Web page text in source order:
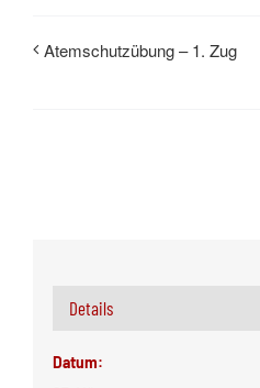
Atemschutzübung – 1. Zug
Details
Datum: